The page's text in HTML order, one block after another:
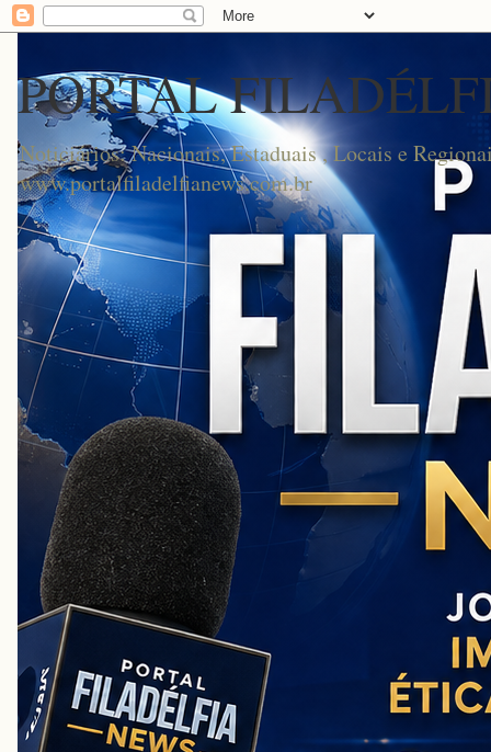
PORTAL
Noticiários: Nacionais, Estaduais , Locais e
www.portalfiladelfianews.com.br